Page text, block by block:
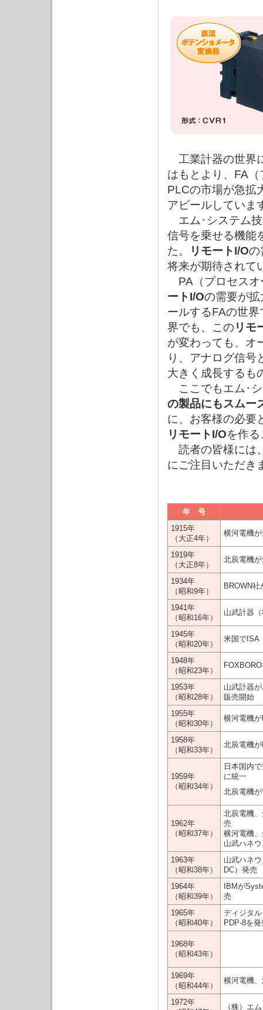
工業計器の世界
はもとより、FA
PLCの市場が急拡
アピールしていま
エム･システム技
信号を乗せる機能
た。
リモートI/Oの
将来が期待されて
PA（プロセスオ
ートI/Oの需要が
ールするFAの世
界でも、このリモ
が変わっても、オ
り、アナログ信号
大きく成長するも
ここでもエム･
の製品にもスムー
に、お客様の必要
リモートI/Oを作
読者の皆様には
にご注目いただき
年 号
1915年
（大正4年）
横河電機
1919年
（大正8年）
北辰電機
1934年
（昭和9年）
BROWN
1941年
（昭和16年）
山武計器
1945年
（昭和20年）
米国でISA
1948年
（昭和23年）
1953年
（昭和28年）
山武計器
販売開始
1955年
（昭和30年）
横河電機
1958年
（昭和33年）
北辰電機
1959年
（昭和34年）
日本国内
に統一
北辰電機
1962年
（昭和37年）
北辰電機
売
横河電機
山武ハネ
1963年
（昭和38年）
山武ハネ
DC）発売
1964年
（昭和39年）
IBMが
売
1965年
（昭和40年）
ディジタ
PDP-8を発
1968年
（昭和43年）
1969年
（昭和44年）
横河電機
1972年
（株）エ